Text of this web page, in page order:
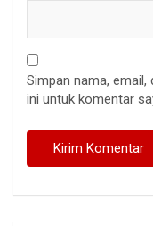
Simpan nama,
ini untuk komentar